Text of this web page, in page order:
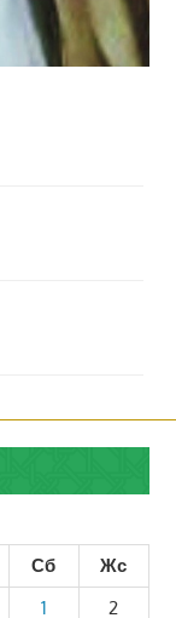
Сб
Жс
1
2